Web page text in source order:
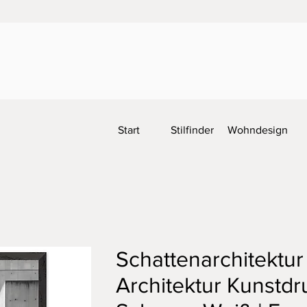
Start Stilfinder Wohndesign
Architektur